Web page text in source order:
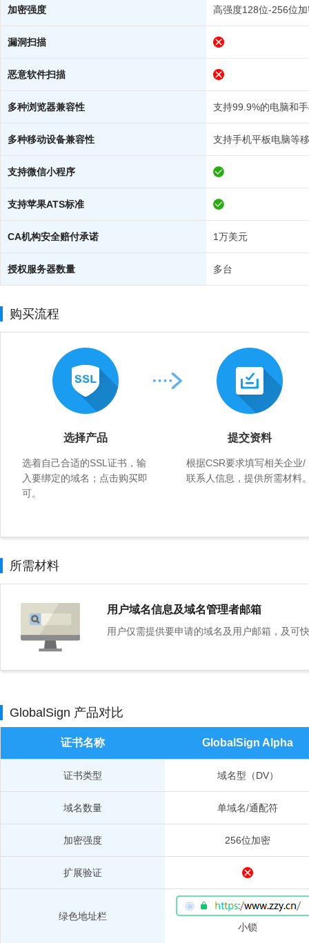
加密强度 高强度128位-256位
漏洞扫描
恶意软件扫描
多种浏览器兼容性 支持99.9%的电脑和
多种移动设备兼容性 支持手机平板电脑等
支持微信小程序
支持苹果ATS标准
CA机构安全赔付承诺 1万美元
授权服务器数量 多台
购买流程
选择产品
选着自己合适的SSL证书，输
入要绑定的域名；点击购买即
可。
提交资料
根据CSR要求填写相关企业/
联系人信息，提供所需材料
所需材料
用户域名信息及域名管理者邮箱
用户仅需提供要申请的域名及用户邮箱，及可
GlobalSign 产品对比
证书名称 GlobalSign Alpha
证书类型 域名型（DV）
域名数量 单域名/通配符
加密强度 256位加密
扩展验证
绿色地址栏
小锁